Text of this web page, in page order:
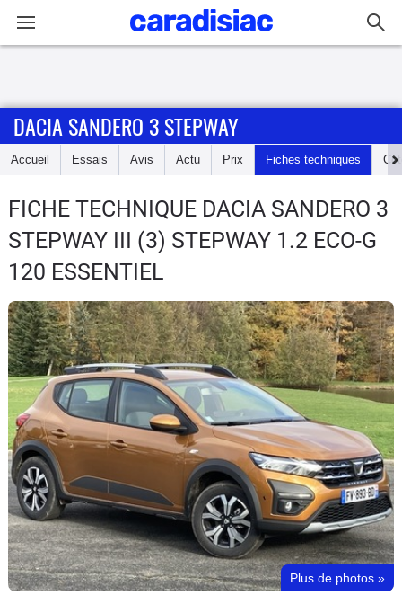
Accueil
Essais
Guide
d'achat
Electriques
Utilitaires
Flottes
Auto
Services
Forum
Moto
DACIA SANDERO 3 STEPWAY
Accueil Essais Avis Actu Prix Fiches techniques
FICHE TECHNIQUE DACIA SANDERO 3
STEPWAY III (3) STEPWAY 1.2 ECO-G
120 ESSENTIEL
Plus de photos »